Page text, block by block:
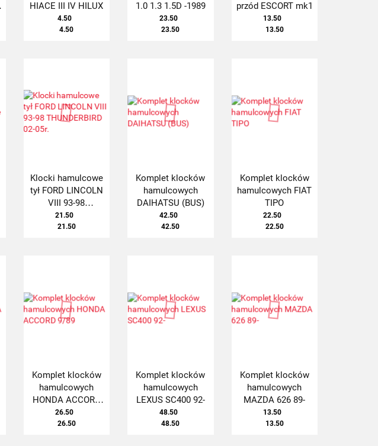
HIACE III IV HILUX
4.50
4.50
1.0 1.3 1.5D -1989
23.50
23.50
przód ESCORT mk1
13.50
13.50
Klocki hamulcowe
tył FORD LINCOLN
VIII 93-98
THUNDERBIRD 02-
05r.
21.50
21.50
Komplet klocków
hamulcowych
DAIHATSU (BUS)
42.50
42.50
Komplet klocków
hamulcowych FIAT
TIPO
22.50
22.50
Komplet klocków
hamulcowych
HONDA ACCORD
9/89
26.50
26.50
Komplet klocków
hamulcowych
LEXUS SC400 92-
48.50
48.50
Komplet klocków
hamulcowych
MAZDA 626 89-
13.50
13.50